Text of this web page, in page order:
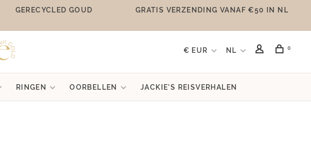
GERECYCLED GOUD GRATIS VERZENDING VANAF €50 IN NL
€ EUR NL 0
RINGEN OORBELLEN JACKIE'S REISVERHALEN